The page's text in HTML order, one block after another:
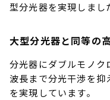
型分光器を実現しまし
大型分光器と同等の
分光器にダブルモノク
波長まで分光干渉を
を実現しています。